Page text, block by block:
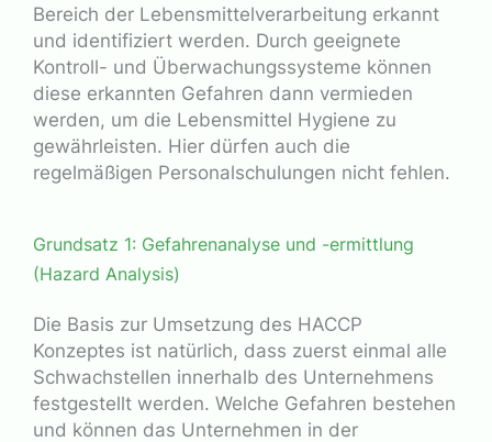
Bereich der Lebensmittelverarbeitung erkannt
und identifiziert werden. Durch geeignete
Kontroll- und Überwachungssysteme können
diese erkannten Gefahren dann vermieden
werden, um die Lebensmittel Hygiene zu
gewährleisten. Hier dürfen auch die
regelmäßigen Personalschulungen nicht fehlen.
Grundsatz 1: Gefahrenanalyse und -ermittlung
(Hazard Analysis)
Die Basis zur Umsetzung des HACCP
Konzeptes ist natürlich, dass zuerst einmal alle
Schwachstellen innerhalb des Unternehmens
festgestellt werden. Welche Gefahren bestehen
und können das Unternehmen in der